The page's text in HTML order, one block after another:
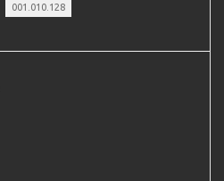
001.010.128